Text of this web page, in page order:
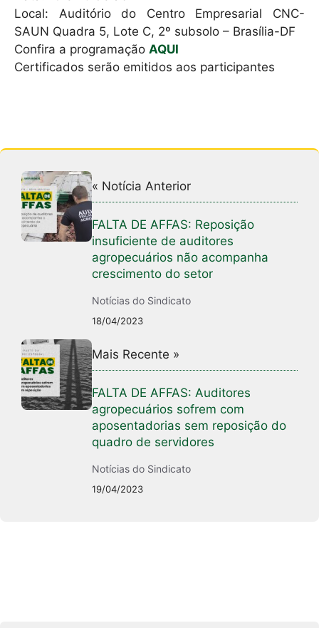
Local: Auditório do Centro Empresarial CNC-
SAUN Quadra 5, Lote C, 2º subsolo – Brasília-DF
Confira a programação AQUI
Certificados serão emitidos aos participantes
« Notícia Anterior
FALTA DE AFFAS: Reposição
insuficiente de auditores
agropecuários não acompanha
crescimento do setor
Notícias do Sindicato
18/04/2023
Mais Recente »
FALTA DE AFFAS: Auditores
agropecuários sofrem com
aposentadorias sem reposição do
quadro de servidores
Notícias do Sindicato
19/04/2023